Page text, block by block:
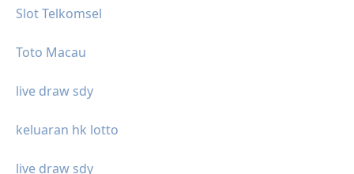
Slot Telkomsel
Toto Macau
live draw sdy
keluaran hk lotto
live draw sdy